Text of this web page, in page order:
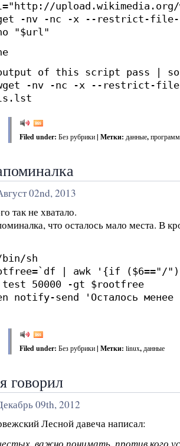
-nv -nc -x --restrict-file-
"$url"
of this script pass |
-nv -nc -x --restrict-file-
Filed under: Без рубрики| Метки: данные,
02nd, 2013
так не хватало.
что осталось мало места. В
sh
| awk '{if ($6=="/
50000 -gt $rootfree
notify-send 'Осталось менее
Filed under: Без рубрики| Метки: linux, данные
говорил
09th, 2012
Лесной давеча написал: